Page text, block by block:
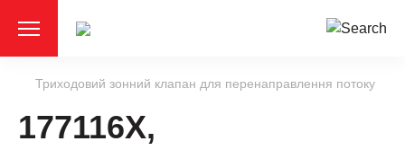
Триходовий зонний клапан для перенаправлення потоку
177116X,